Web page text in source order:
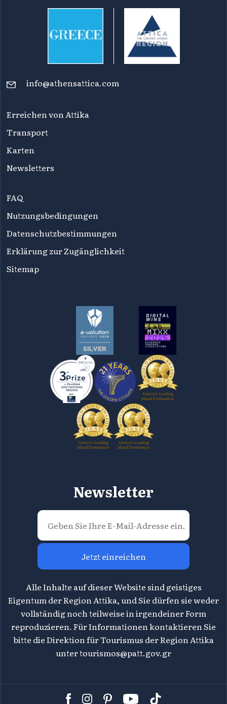
info@athensattica.com
Erreichen von Attika
Transport
Karten
Newsletters
FAQ
Nutzungsbedingungen
Datenschutzbestimmungen
Erklärung zur Zugänglichkeit
Sitemap
Newsletter
Jetzt einreichen
Alle Inhalte auf dieser Website sind geistiges
Eigentum der Region Attika, und Sie dürfen sie weder
vollständig noch teilweise in irgendeiner Form
reproduzieren. Für Informationen kontaktieren Sie
bitte die Direktion für Tourismus der Region Attika
untertourismos@patt.gov.gr